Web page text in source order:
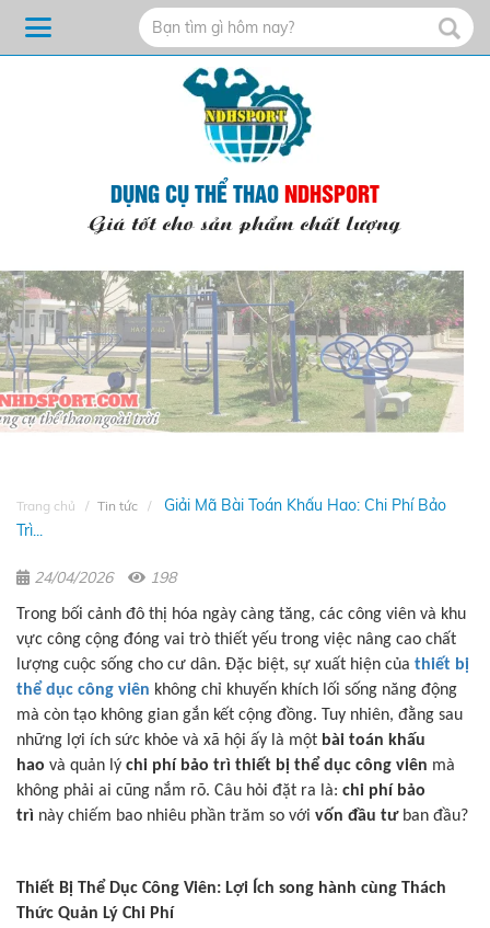
DỤNG CỤ THỂ THAONDHSPORT
Giá tốt cho sản phẩm chất lượng
Trang chủ Tin tức
Giải Mã Bài Toán Khấu Hao: Chi Phí Bảo
Trì...
24/04/2026 198
Trong bối cảnh đô thị hóa ngày càng tăng, các công viên và khu
vực công cộng đóng vai trò thiết yếu trong việc nâng cao chất
lượng cuộc sống cho cư dân. Đặc biệt, sự xuất hiện của thiết bị
thể dục công viên không chỉ khuyến khích lối sống năng động
mà còn tạo không gian gắn kết cộng đồng. Tuy nhiên, đằng sau
những lợi ích sức khỏe và xã hội ấy là một bài toán khấu
hao và quản lý chi phí bảo trì thiết bị thể dục công viên mà
không phải ai cũng nắm rõ. Câu hỏi đặt ra là: chi phí bảo
trì này chiếm bao nhiêu phần trăm so với vốn đầu tưban đầu?
Thiết Bị Thể Dục Công Viên: Lợi Ích song hành cùng Thách
Thức Quản Lý Chi Phí